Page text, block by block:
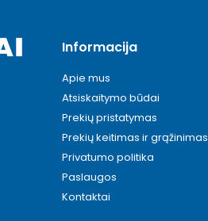
Informacija
Apie mus
Atsiskaitymo būdai
Prekių pristatymas
Prekių keitimas ir grąžinimas
Privatumo politika
Paslaugos
Kontaktai